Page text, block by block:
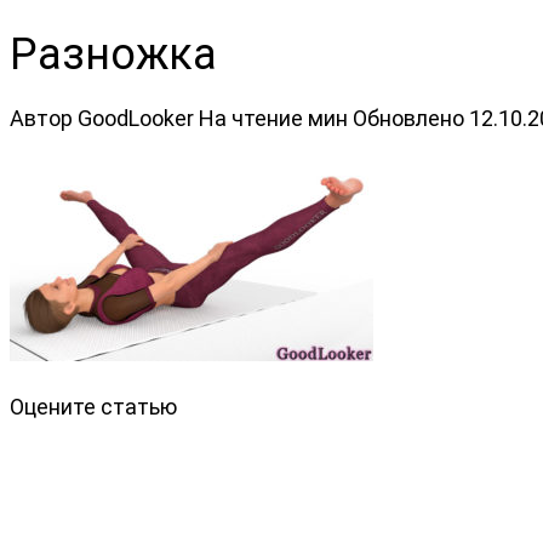
Разножка
Автор GoodLooker На чтение мин Обновлено
Оцените статью